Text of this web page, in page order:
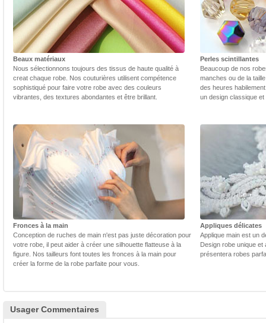
Beaux matériaux
Nous sélectionnons toujours des tissus de haute qualité à
creat chaque robe. Nos couturières utilisent compétence
sophistiqué pour faire votre robe avec des couleurs
vibrantes, des textures abondantes et être brillant.
Perles scintillantes
Beaucoup de nos
manches ou de la
des heures
un design classique
Fronces à la main
Conception de ruches de main n'est pas juste décoration pour
votre robe, il peut aider à créer une silhouette flatteuse à la
figure. Nos tailleurs font toutes les fronces à la main pour
créer la forme de la robe parfaite pour vous.
Appliques délicates
Applique main est un
Design robe unique
présentera robes
Usager Commentaires